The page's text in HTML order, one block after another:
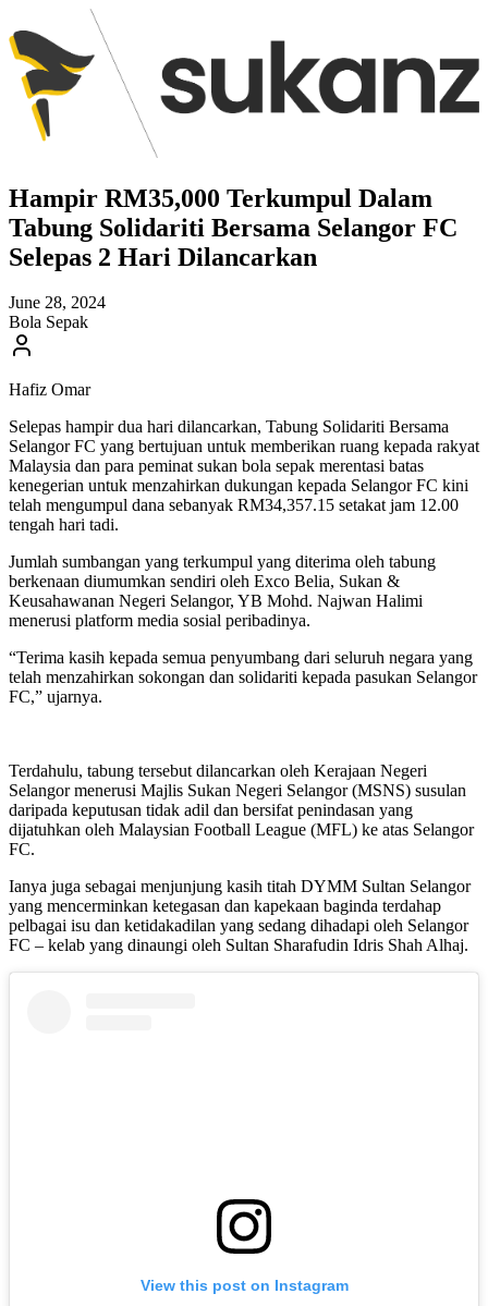
Hampir RM35,000 Terkumpul Dalam
Tabung Solidariti Bersama Selangor FC
Selepas 2 Hari Dilancarkan
June 28, 2024
Bola Sepak
Hafiz Omar
Selepas hampir dua hari dilancarkan, Tabung Solidariti Bersama
Selangor FC yang bertujuan untuk memberikan ruang kepada rakyat
Malaysia dan para peminat sukan bola sepak merentasi batas
kenegerian untuk menzahirkan dukungan kepada Selangor FC kini
telah mengumpul dana sebanyak RM34,357.15 setakat jam 12.00
tengah hari tadi.
Jumlah sumbangan yang terkumpul yang diterima oleh tabung
berkenaan diumumkan sendiri oleh Exco Belia, Sukan &
Keusahawanan Negeri Selangor, YB Mohd. Najwan Halimi
menerusi platform media sosial peribadinya.
“Terima kasih kepada semua penyumbang dari seluruh negara yang
telah menzahirkan sokongan dan solidariti kepada pasukan Selangor
FC,” ujarnya.
Terdahulu, tabung tersebut dilancarkan oleh Kerajaan Negeri
Selangor menerusi Majlis Sukan Negeri Selangor (MSNS) susulan
daripada keputusan tidak adil dan bersifat penindasan yang
dijatuhkan oleh Malaysian Football League (MFL) ke atas Selangor
FC.
Ianya juga sebagai menjunjung kasih titah DYMM Sultan Selangor
yang mencerminkan ketegasan dan kapekaan baginda terdahap
pelbagai isu dan ketidakadilan yang sedang dihadapi oleh Selangor
FC – kelab yang dinaungi oleh Sultan Sharafudin Idris Shah Alhaj.
View this post on Instagram